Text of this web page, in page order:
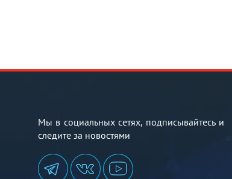
Мы в социальных сетях, подписывайтесь и
следите за новостями